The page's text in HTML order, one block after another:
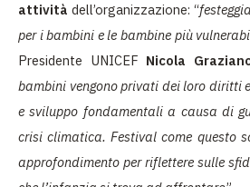
attività dell’organizzazione: “
per i bambini e le bambine più
Presidente UNICEF Nicola
bambini vengono privati dei loro diritti
e sviluppo fondamentali a causa di
crisi climatica. Festival come questo
approfondimento per riflettere sulle